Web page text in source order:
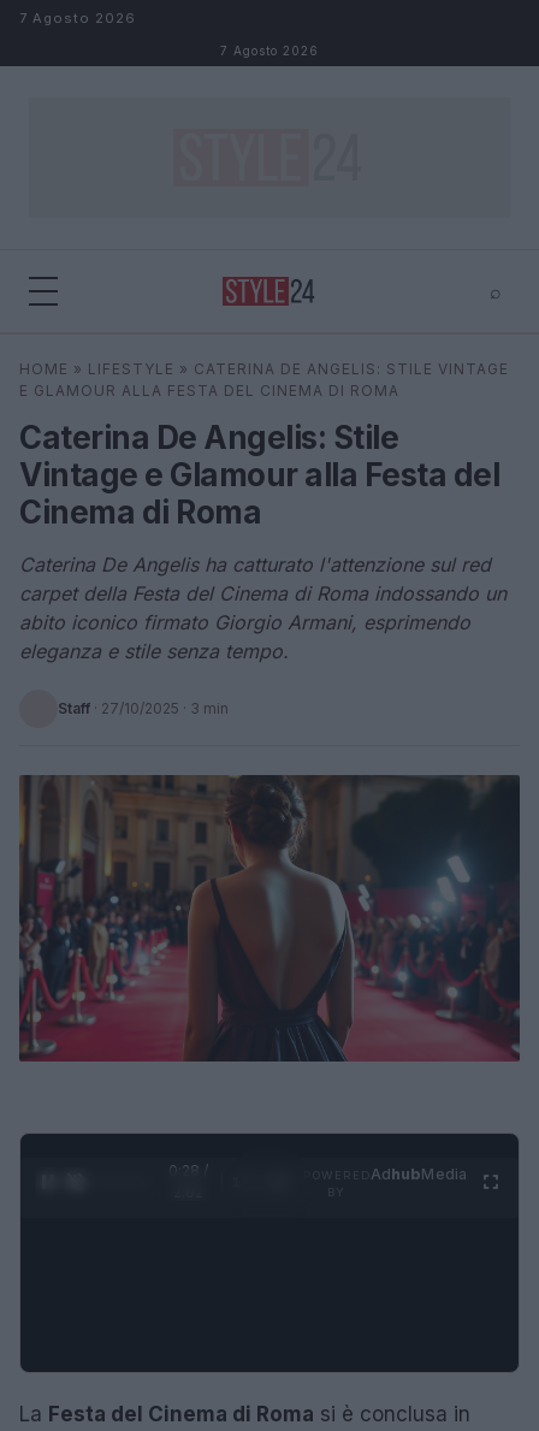
Salta al contenuto
7 Agosto 2026
7 Agosto 2026
⌕
Cerca ⌕ ×
HOME » LIFESTYLE » CATERINA DE ANGELIS: STILE VINTAGE
E GLAMOUR ALLA FESTA DEL CINEMA DI ROMA
Caterina De Angelis: Stile
Vintage e Glamour alla Festa del
Cinema di Roma
Caterina De Angelis ha catturato l'attenzione sul red
carpet della Festa del Cinema di Roma indossando un
abito iconico firmato Giorgio Armani, esprimendo
eleganza e stile senza tempo.
Staff · 27/10/2025 · 3 min
0:28 /
AdhubMedia
La Festa del Cinema di Roma si è conclusa in